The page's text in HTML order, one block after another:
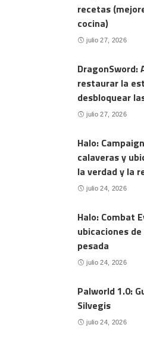
recetas
cocina)
julio 27, 2026
DragonSword:
restaurar la
desbloquear
julio 27, 2026
Halo:
calaveras y
la verdad y la
julio 24, 2026
Halo: Combat
ubicaciones
pesada
julio 24, 2026
Palworld 1.0:
Silvegis
julio 24, 2026